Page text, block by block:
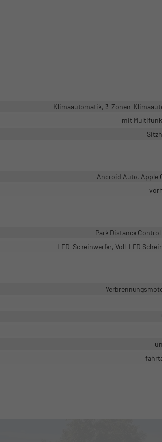
Klimaautomatik, 3-Zonen-
mit
Android Auto, Apple
Park Distance
LED-Scheinwerfer, Voll-LED